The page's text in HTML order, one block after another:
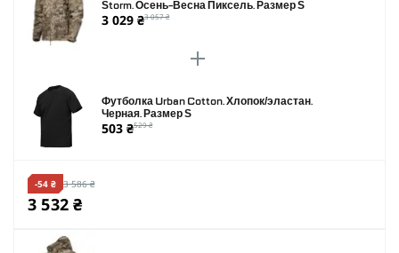
Storm. Осень-Весна Пиксель. Размер S
3 029 ₴3 057 ₴
Футболка Urban Cotton. Хлопок/эластан.
Черная. Размер S
503 ₴529 ₴
-54 ₴ 3 586 ₴
3 532 ₴